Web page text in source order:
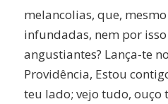
melancolias, que,
infundadas, nem por
angustiantes? Lança-te
Providência, Estou
teu lado; vejo tudo, ouço